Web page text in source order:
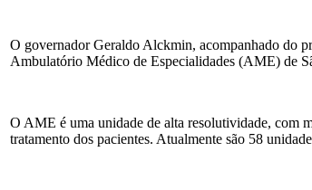
O governador Geraldo Alckmin, acompanhado do
Ambulatório Médico de Especialidades (AME) de
O AME é uma unidade de alta resolutividade, com
tratamento dos pacientes. Atualmente são 58